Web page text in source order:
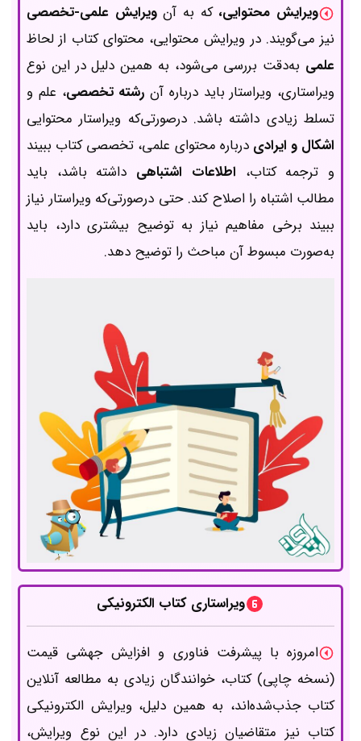
ویرایش محتوایی، که به آنویرایش علمی-تخصصی
نیز می‌گویند. در ویرایش محتوایی، محتوای کتاب از لحاظ
علمی به‌دقت بررسی می‌شود، به همین دلیل در این نوع
ویراستاری، ویراستار باید درباره آن رشته تخصصی، علم و
تسلط زیادی داشته باشد. درصورتی‌که ویراستار محتوایی
اشکال و ایرادیدرباره محتوای علمی، تخصصی کتاب ببیند
و ترجمه کتاب، اطلاعات اشتباهی داشته باشد، باید
مطالب اشتباه را اصلاح کند. حتی درصورتی‌که ویراستار نیاز
ببیند برخی مفاهیم نیاز به توضیح بیشتری دارد، باید
به‌صورت مبسوط آن مباحث را توضیح دهد.
ویراستاری کتاب الکترونیکی
امروزه با پیشرفت فناوری و افزایش جهشی قیمت
(نسخه چاپی) کتاب، خوانندگان زیادی به مطالعه آنلاین
کتاب جذب‌شده‌اند، به همین دلیل، ویرایش الکترونیکی
کتاب نیز متقاضیان زیادی دارد. در این نوع ویرایش،